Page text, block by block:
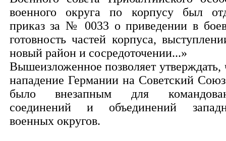
военного округа по корпусу был
приказ за № 0033 о приведении в
готовность частей корпуса,
новый район и сосредоточении...»
Вышеизложенное позволяет утверждать,
нападение Германии на Советский
было внезапным для
соединений и объединений
военных округов.